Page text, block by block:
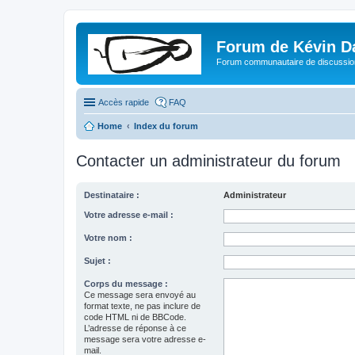
Forum de Kévin
Forum communautaire de
Accès rapide FAQ
Home Index du forum
Contacter un administrateur du forum
Destinataire : Administrateur
Votre adresse e-mail :
Votre nom :
Sujet :
Corps du message :
Ce message sera envoyé au
format texte, ne pas inclure de
code HTML ni de BBCode.
L’adresse de réponse à ce
message sera votre adresse e-
mail.